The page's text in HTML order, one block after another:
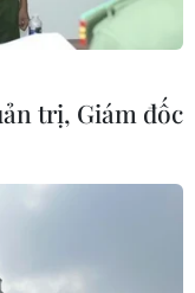
tạo điều kiện
người dân.
trị, Giám đốc